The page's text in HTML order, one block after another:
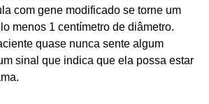
com gene modificado se torne um
menos 1 centímetro de diâmetro.
quase nunca sente algum
sinal que indica que ela possa estar